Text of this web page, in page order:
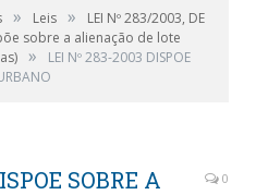
» Leis »
LEI Nº 283/2003, DE
sobre a alienação de lote
»
LEI Nº 283-2003 DISPOE
SOBRE A
0